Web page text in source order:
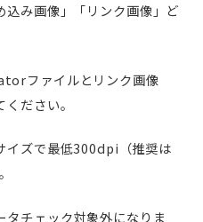
み画像」「リンク画像」ど
ファイルとリンク画像
ださい。
イズで最低300dpi（推奨は
チェック対象外になりま